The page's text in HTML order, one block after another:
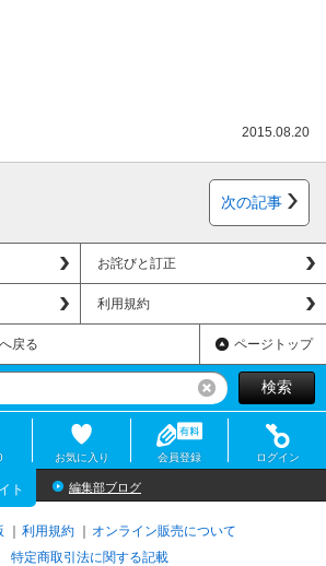
2015.08.20
次の記事
お詫びと訂正
利用規約
戻る ページトップ
リセット検索
お気に入り 会員登録 ログイン
ト 編集部ブログ
利用規約
オンライン販売について
特定商取引法に関する記載